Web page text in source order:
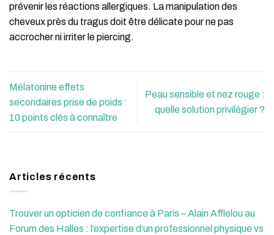
prévenir les réactions allergiques. La manipulation des
cheveux près du tragus doit être délicate pour ne pas
accrocher ni irriter le piercing.
Mélatonine effets
secondaires prise de poids :
10 points clés à connaître
Peau sensible et nez rouge :
quelle solution privilégier ?
Articles récents
Trouver un opticien de confiance à Paris – Alain Afflelou au
Forum des Halles : l’expertise d’un professionnel physique vs